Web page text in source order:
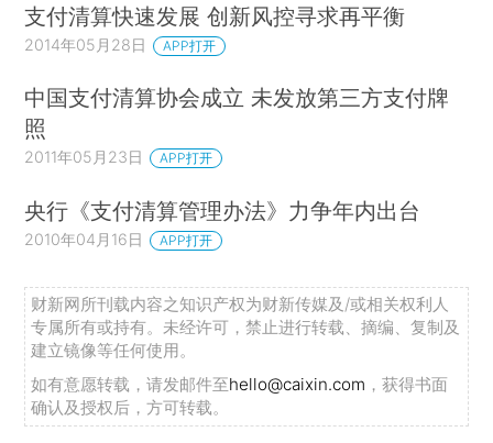
支付清算快速发展 创新风控寻求再平衡
2014年05月28日 APP打开
中国支付清算协会成立 未发放第三方支付牌
照
2011年05月23日 APP打开
央行《支付清算管理办法》力争年内出台
2010年04月16日 APP打开
财新网所刊载内容之知识产权为财新传媒及/或相关权利人
专属所有或持有。未经许可，禁止进行转载、摘编、复制及
建立镜像等任何使用。
如有意愿转载，请发邮件至hello@caixin.com ，获得书面
确认及授权后，方可转载。